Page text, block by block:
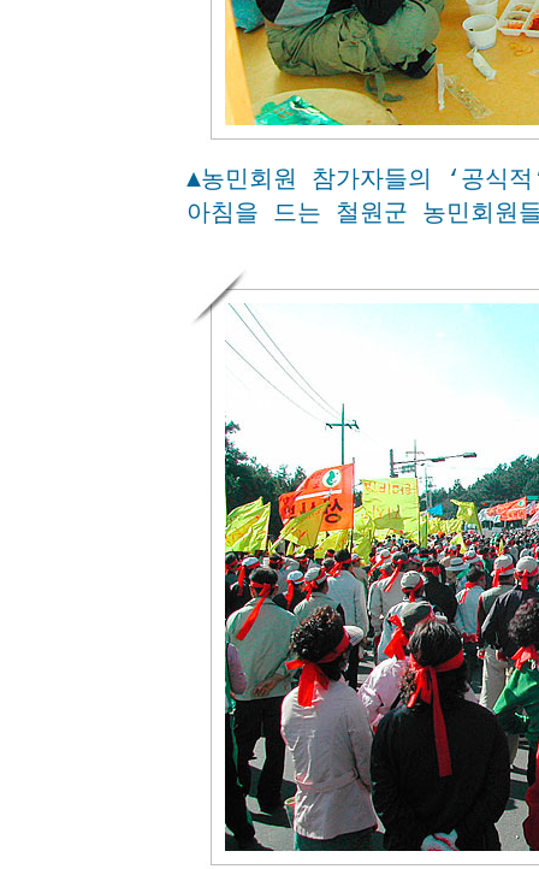
▲농민회원 참가자들의 ‘공식
아침을 드는 철원군 농민회원